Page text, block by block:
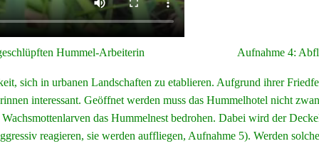
Hummel-Arbeiterin Aufnahme 4:
sich in urbanen Landschaften zu etablieren. Aufgrund ihrer
interessant. Geöffnet werden muss das Hummelhotel nicht
das Hummelnest bedrohen. Dabei wird der
reagieren, sie werden auffliegen, Aufnahme 5). Werden